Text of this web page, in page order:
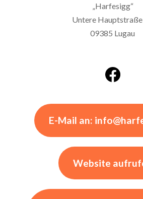
„Harfesigg“
Untere
09385 Lugau
E-Mail an:
Website